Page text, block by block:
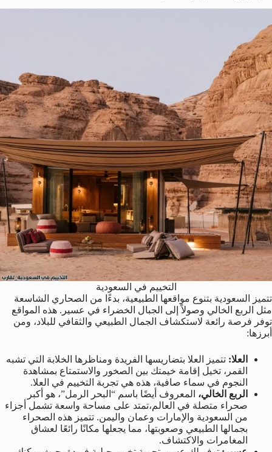
التخييم في السعودية
تتميز السعودية بتنوع مواقعها الطبيعية، بدءًا من الصحاري الشاسعة
مثل الربع الخالي وصولاً إلى الجبال الخضراء في عسير. هذه المواقع
توفر فرصة رائعة لاستكشاف الجمال الطبيعي والثقافي للبلاد، ومن
أبرزها:
العلا: تتميز العلا بتضاريسها الفريدة ومناظرها الخلابة التي تشبه
القمر، تخيل إقامة خيمتك بين الصخور والاستمتاع بمشاهدة
النجوم في سماء صافية، هذه هي تجربة التخييم في العلا.
الربع الخالي، المعروف أيضًا باسم “البحر الرمل”، هو أكبر
صحراء متصلة في العالم،تمتد على مساحة واسعة تشمل أجزاء
من السعودية والإمارات وعمان واليمن. تتميز هذه الصحراء
بجمالها الطبيعي وصعوبتها، مما يجعلها مكانًا رائعًا لعشاق
المغامرات والاكتشاف.